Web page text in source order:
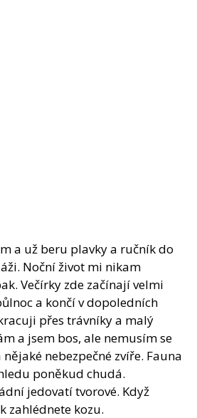
a už beru plavky a ručník do
Noční život mi nikam
Večírky zde začínají velmi
a končí v dopoledních
přes trávníky a malý
a jsem bos, ale nemusím se
nebezpečné zvíře. Fauna
poněkud chudá.
jedovatí tvorové. Když
zahlédnete kozu.